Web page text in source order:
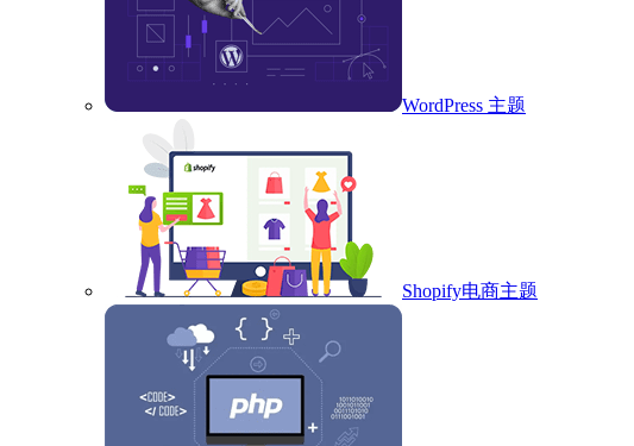
WordPress 主题
Shopify电商主题